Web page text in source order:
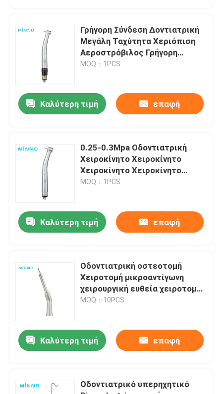
Γρήγορη Σύνδεση Δοντιατρική
Μεγάλη Ταχύτητα Χεριόπιση
Αεροστρόβιλος Γρήγορη
Χεριόπιση
MOQ：1PCS
Καλύτερη τιμή επαφή
0.25-0.3Mpa Οδοντιατρική
Χειροκίνητο Χειροκίνητο
Χειροκίνητο Χειροκίνητο
Χειροκίνητο Χειροκίνητο
Χειροκίνητο Χειροκίνητο
Χειροκίνητο Χειροκίνητο
MOQ：1PCS
Καλύτερη τιμή επαφή
Οδοντιατρική οστεοτομή
Χειροτομή μικροαντίγωνη
χειρουργική ευθεία χειροτομή
Οδοντίατρος Εργαλεία
MOQ：10PCS
Καλύτερη τιμή επαφή
Οδοντιατρικό υπερηχητικό